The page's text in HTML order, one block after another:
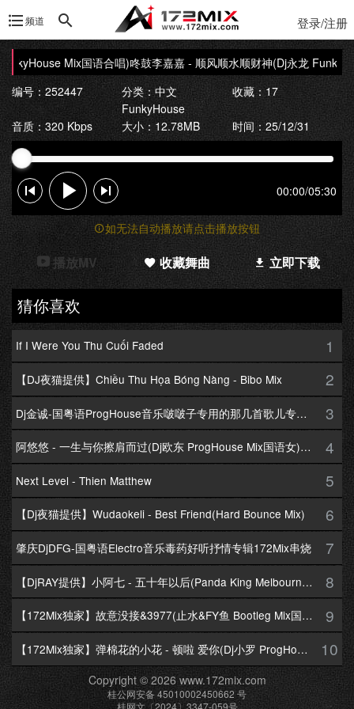
频道 登录/注册
Mix国语合唱)咚鼓李嘉嘉 - 顺风顺水顺财神(Dj永龙
编号：252447
分类：中文
FunkyHouse
收藏：17
音质：320 Kbps 大小：12.78MB 时间：25/12/31
00:00/05:30
如无法自动播放请点击播放按钮
播放MV 收藏舞曲 立即下载
猜你喜欢
If I Were You Thu Cuối Faded 1
【DJ夜猫提供】Chiều Thu Họa Bóng Nàng - Bibo Mix 2
Dj金诚-国粤语ProgHouse音乐啵啵子专用的那几首歌儿专辑172Mix串烧 3
阿悠悠 - 一生与你擦肩而过(Dj欧东 ProgHouse Mix国语女)Dj小耀修改 4
Next Level - Thien Matthew 5
【Dj夜猫提供】Wudaokeli - Best Friend(Hard Bounce Mix) 6
肇庆DjDFG-国粤语Electro音乐毒药好听抒情专辑172Mix串烧 7
【DjRAY提供】小阿七 - 五十年以后(Panda King Melbourne Mix国语女) 8
【172Mix独家】故意没接&3977(止水&FY鱼 Bootleg Mix国语男) 9
【172Mix独家】弹棉花的小花 - 顿啦 爱你(Dj小罗 ProgHouse Mix国语女)v2 10
Copyright © 2026 www.172mix.com
桂公网安备 45010002450662 号
桂网文〔2024〕3347-059号